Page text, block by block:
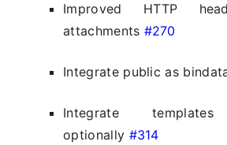
Improved HTTP
attachments #270
Integrate public as
Integrate
optionally #314